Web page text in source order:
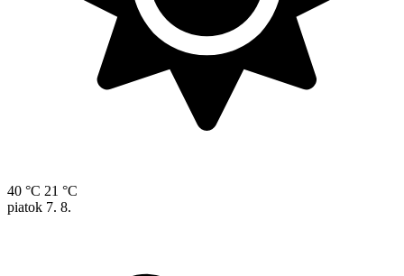
40 °C 21 °C
piatok 7. 8.